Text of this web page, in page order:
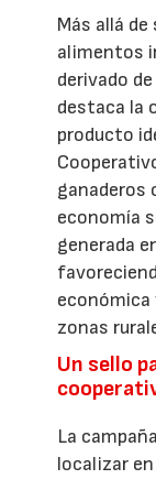
Más allá
alimentos
derivado
destaca la
producto
ganaderos
economía
generada
económica
zonas
Un sello
La
localizar